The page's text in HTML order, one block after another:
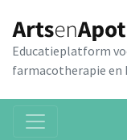
Educatieplatform
farmacotherapie en